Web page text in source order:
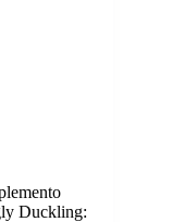
Duckling: